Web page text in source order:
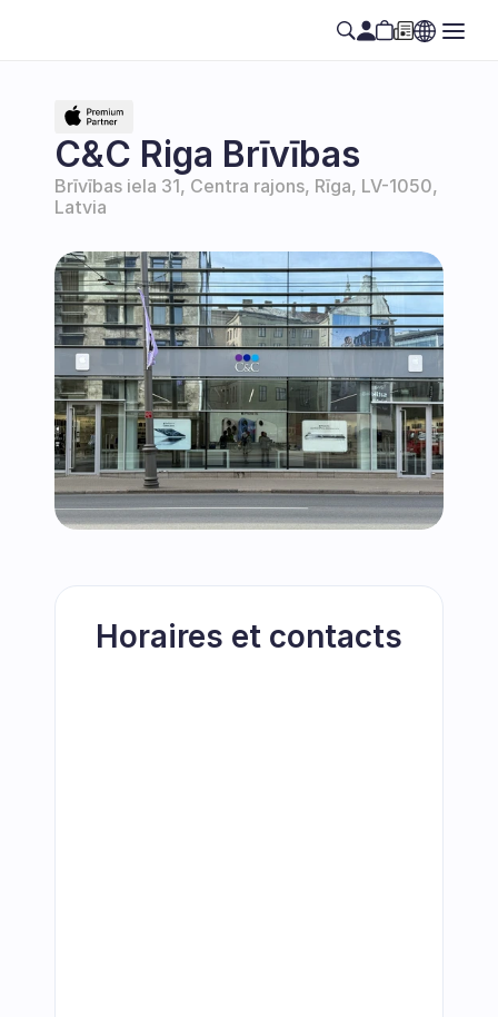
C&C Riga Brīvības
Brīvības iela 31, Centra rajons, Rīga, LV-1050,
Latvia
Horaires et contacts